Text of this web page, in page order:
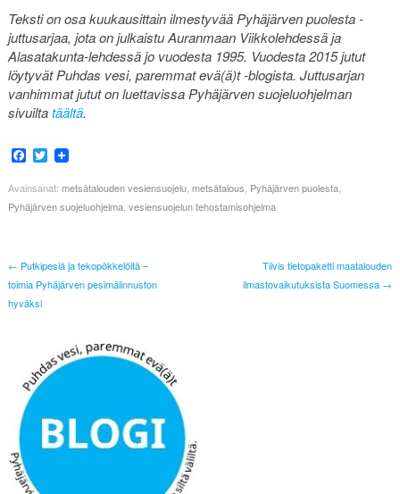
Teksti on osa kuukausittain ilmestyvää Pyhäjärven puolesta -
juttusarjaa, jota on julkaistu Auranmaan Viikkolehdessä ja
Alasatakunta-lehdessä jo vuodesta 1995. Vuodesta 2015 jutut
löytyvät Puhdas vesi, paremmat evä(ä)t -blogista. Juttusarjan
vanhimmat jutut on luettavissa Pyhäjärven suojeluohjelman
sivuiltatäältä.
Facebook
Twitter
Avainsanat: metsätalouden vesiensuojelu, metsätalous Pyhäjärven puolesta,
Pyhäjärven suojeluohjelma, vesiensuojelun tehostamisohjelma
← Putkipesiä ja tekopökkelöitä –
toimia Pyhäjärven pesimälinnuston
hyväksi
Tiivis tietopaketti maatalouden
ilmastovaikutuksista Suomessa →